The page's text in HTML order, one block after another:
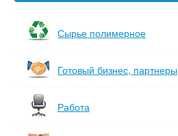
Еще
Сырье полимерное
Готовый бизнес, партнеры
Работа